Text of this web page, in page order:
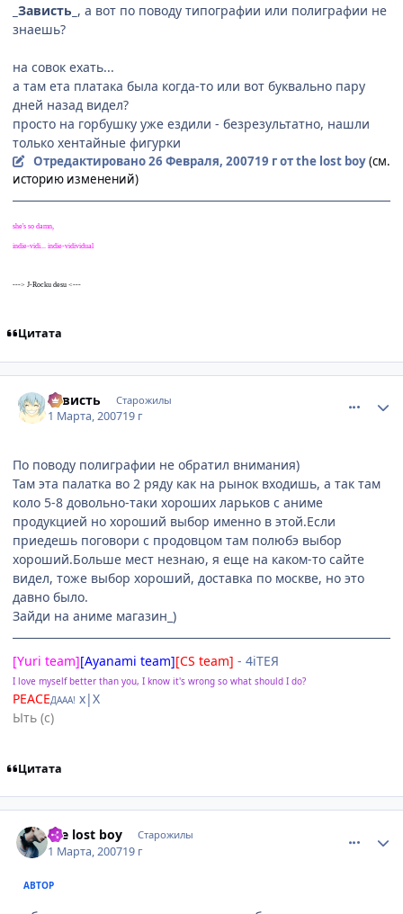
_Зависть_ , а вот по поводу типографии или полиграфии не
знаешь?
на совок ехать...
а там ета платака была когда-то или вот буквально пару
дней назад видел?
просто на горбушку уже ездили - безрезультатно, нашли
только хентайные фигурки
Отредактировано26 Февраля, 200719 гот the lost boy(см.
историю изменений)
she's so damn,
indie-vidi... indie-vidividual
---> J-Rocku desu <---
Цитата
3aвисть Старожилы
1 Марта, 200719 г
По поводу полиграфии не обратил внимания)
Там эта палатка во 2 ряду как на рынок входишь, а так там
коло 5-8 довольно-таки хороших ларьков с аниме
продукцией но хороший выбор именно в этой.Если
приедешь поговори с продовцом там полюбэ выбор
хороший.Больше мест незнаю, я еще на каком-то сайте
видел, тоже выбор хороший, доставка по москве, но это
давно было.
Зайди на аниме магазин_)
[Yuri team][Ayanami team][CS team] - 4iTEЯ
I love myself better than you, I know it's wrong so what should I do?
PEACEДААА! х|X
Ыть (с)
Цитата
the lost boy Старожилы
1 Марта, 200719 г
АВТОР